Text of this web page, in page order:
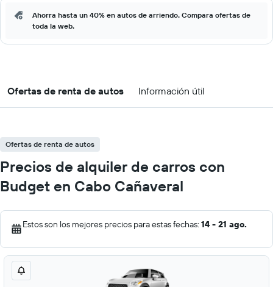
Ahorra hasta un 40% en autos de arriendo. Compara ofertas de
toda la web.
Ofertas de renta de autos Información útil
Ofertas de renta de autos
Precios de alquiler de carros con
Budget en Cabo Cañaveral
Estos son los mejores precios para estas fechas: 14 - 21 ago.